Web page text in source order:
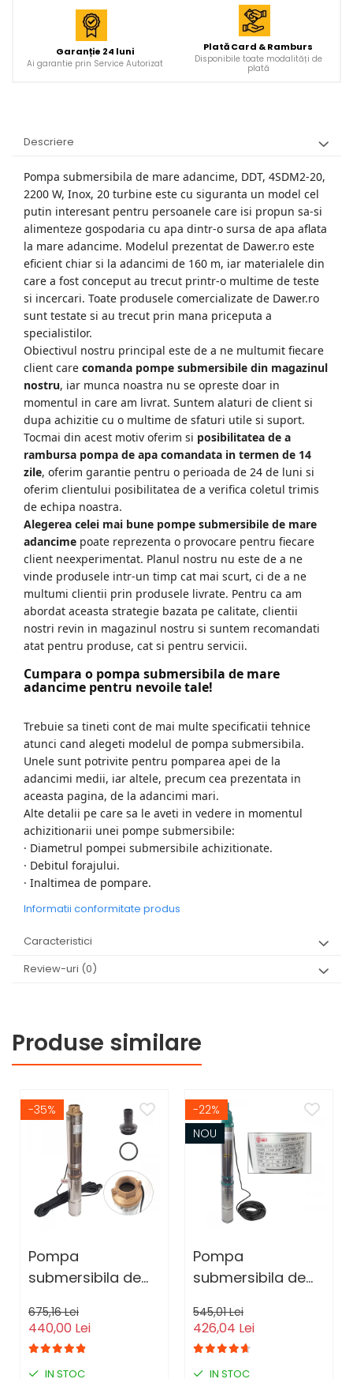
Accesorii si consumabile
Motocoase
Aparate lipit tevi
Gradinarit
Aparate si masini gradinarit
Atomizoare si pompe de stropit
Utilaje Gradinarit
Compresoare
Accesorii Compresoare
Articole uz casnic
Electrocasnice
Intretinere locuinta
Iluminat si electrice
Cabluri electrice si conductori
Scule si unelte
Resigilate
Batoze, Zdrobitoare și Mori
electrice
Mori electrice
Mori electrice
Accesorii mori electrice
Batoze de porumb
Zdrobitoare struguri, fructe
si legume
Generatoare și Motoare
Motoare
Motoare electrice
Motoare pe benzina
Generatoare
Pachete
Set chei, tubulare, truse chei
Garanție 24 luni
Ai garantie prin Service Autorizat
Plată Card & Ramburs
Disponibile toate modalități de
plată
Descriere
Pompa submersibila de mare adancime, DDT, 4SDM2-20,
2200 W, Inox, 20 turbine este cu siguranta un model cel
putin interesant pentru persoanele care isi propun sa-si
alimenteze gospodaria cu apa dintr-o sursa de apa aflata
la mare adancime. Modelul prezentat de Dawer.ro este
eficient chiar si la adancimi de 160 m, iar materialele din
care a fost conceput au trecut printr-o multime de teste
si incercari. Toate produsele comercializate de Dawer.ro
sunt testate si au trecut prin mana priceputa a
specialistilor.
Obiectivul nostru principal este de a ne multumit fiecare
client care comanda pompe submersibile din magazinul
nostru, iar munca noastra nu se opreste doar in
momentul in care am livrat. Suntem alaturi de client si
dupa achizitie cu o multime de sfaturi utile si suport.
Tocmai din acest motiv oferim si posibilitatea de a
rambursa pompa de apa comandata in termen de 14
zile, oferim garantie pentru o perioada de 24 de luni si
oferim clientului posibilitatea de a verifica coletul trimis
de echipa noastra.
Alegerea celei mai bune pompe submersibile de mare
adancime poate reprezenta o provocare pentru fiecare
client neexperimentat. Planul nostru nu este de a ne
vinde produsele intr-un timp cat mai scurt, ci de a ne
multumi clientii prin produsele livrate. Pentru ca am
abordat aceasta strategie bazata pe calitate, clientii
nostri revin in magazinul nostru si suntem recomandati
atat pentru produse, cat si pentru servicii.
Cumpara o pompa submersibila de mare
adancime pentru nevoile tale!
Trebuie sa tineti cont de mai multe specificatii tehnice
atunci cand alegeti modelul de pompa submersibila.
Unele sunt potrivite pentru pomparea apei de la
adancimi medii, iar altele, precum cea prezentata in
aceasta pagina, de la adancimi mari.
Alte detalii pe care sa le aveti in vedere in momentul
achizitionarii unei pompe submersibile:
· Diametrul pompei submersibile achizitionate.
· Debitul forajului.
· Inaltimea de pompare.
Informatii conformitate produs
Caracteristici
Review-uri (0)
Produse similare
-35%
Pompa
submersibila de
4QJD2-8, 1500 W,
8 turbine, 7 mc/h ,
675,16 Lei
440,00 Lei
IN STOC
-22%
NOU
Pompa
submersibila de
DDT, QJD120-1.5,
1500 W, Inox, 8
545,01 Lei
426,04 Lei
IN STOC